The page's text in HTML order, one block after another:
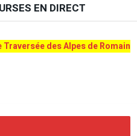
EN DIRECT
Traversée des Alpes de Romain